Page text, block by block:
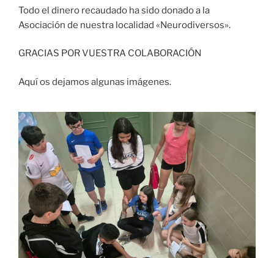
Todo el dinero recaudado ha sido donado a la
Asociación de nuestra localidad «Neurodiversos».
GRACIAS POR VUESTRA COLABORACIÓN
Aquí os dejamos algunas imágenes.